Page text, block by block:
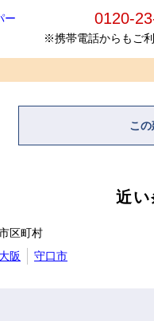
ー 0120-
※携帯電話からもご
こ
近
区町村
大阪
守口市